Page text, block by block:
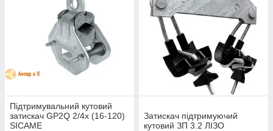
Підтримувальний кутовий
затискач GP2Q 2/4x (16-120)
SICAME
Затискач підтримуючий
кутовий ЗП 3.2 ЛІЗО